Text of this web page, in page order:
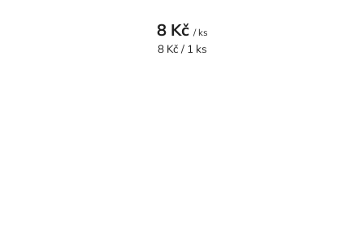
8 Kč / ks
Měrná
8 Kč / 1 ks